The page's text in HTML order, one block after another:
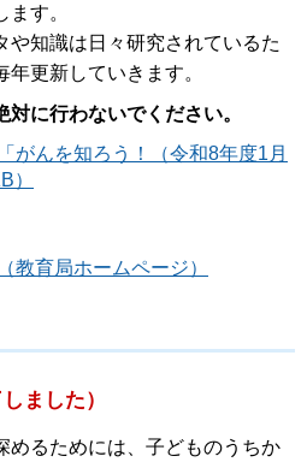
す。
や知識は日々研究されているた
更新していきます。
に行わないでください。
がんを知ろう！（令和8年度1月
）
教育局ホームページ）
しました）
めるためには、子どものうちか